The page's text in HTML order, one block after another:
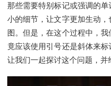
那些需要特别标记或强调的
小的细节，让文字更加生动
图。但是，在这个过程中，
竟应该使用引号还是斜体来
让我们一起探讨这个问题，并